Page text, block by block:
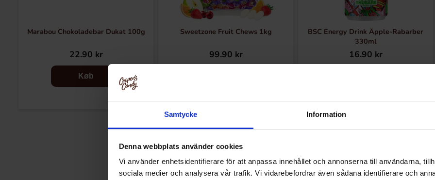
Samtycke Information
Denna webbplats använder cookies
Vi använder enhetsidentifierare för att anpassa innehållet och annonserna till användarna,
sociala medier och analysera vår trafik. Vi vidarebefordrar även sådana identifierare och
Marabou Chokoladebar Dukat 100g
22.90 kr
Køb
Sweetzone Fruit Chews 1kg
99.90 kr
BSC Energy Drink Äpple-Rabarber
330ml
16.90 kr
Andre kunne lide